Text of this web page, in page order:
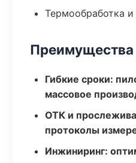
Термообработка
Преимущества
Гибкие сроки:
массовое
ОТК и
протоколы
Инжиниринг: